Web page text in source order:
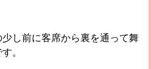
し前に客席から裏を通って舞
。